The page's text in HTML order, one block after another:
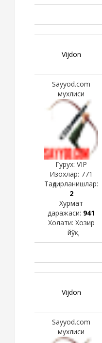
Vijdon
Sayyod.com
мухлиси
Гурух: VIP
Изохлар: 771
Тақдирланишлар:
2
Хурмат
даражаси: 941
Холати: Хозир
йўқ
Vijdon
Sayyod.com
мухлиси